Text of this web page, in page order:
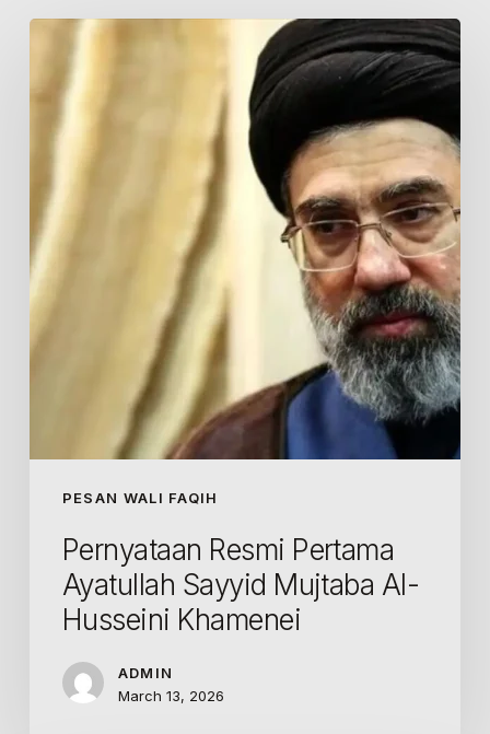
PESAN WALI FAQIH
Pernyataan
Pertama
Ayatullah
Sayyid
Al-
Husseini
Khamenei
Pernyataan Resmi Pertama
Ayatullah Sayyid Mujtaba Al-
Husseini Khamenei
ADMIN
March 13, 2026